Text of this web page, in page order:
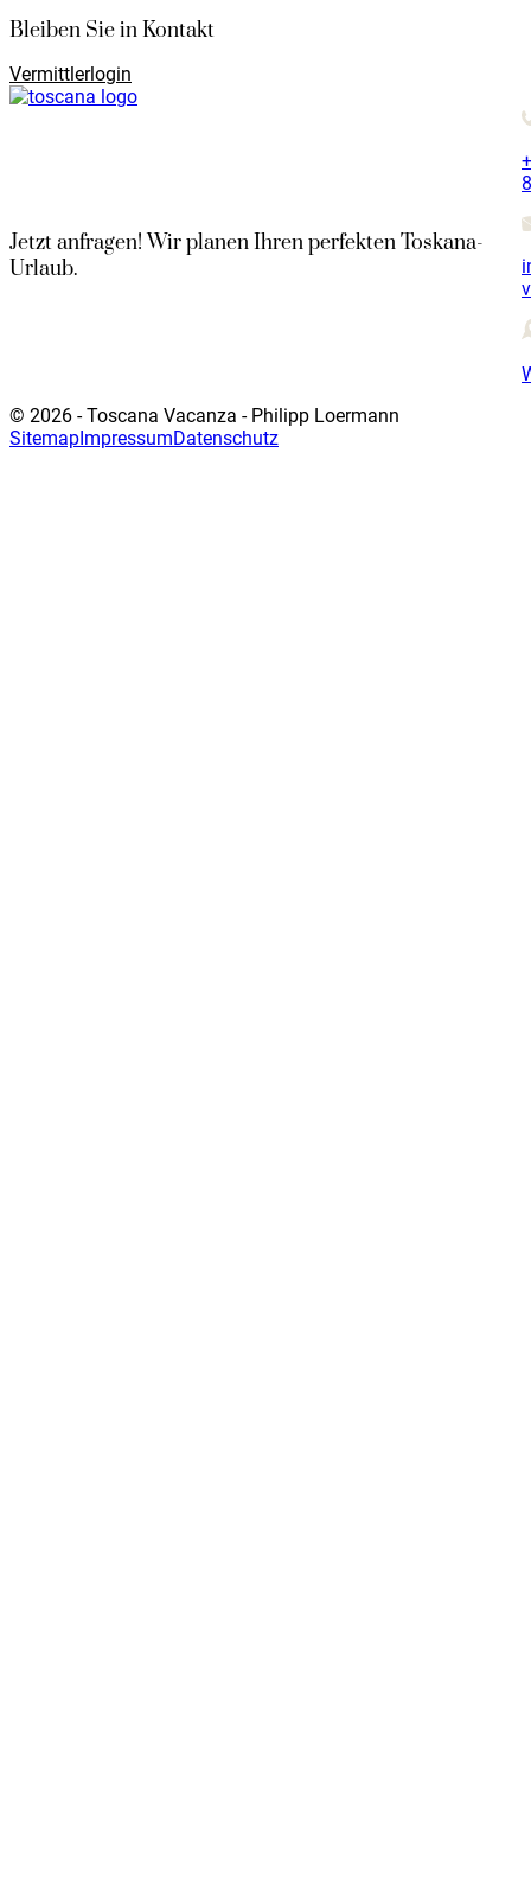
Bleiben Sie in Kontakt
Vermittlerlogin
Jetzt anfragen! Wir planen Ihren perfekten Toskana-
Urlaub.
© 2026 - Toscana Vacanza - Philipp Loermann
SitemapImpressumDatenschutz